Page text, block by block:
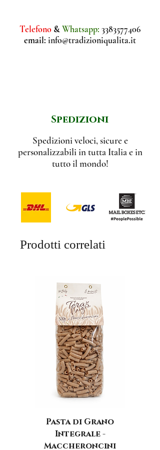
vengono aggiunte Scorze d'
Arancia sminuzzati.
Telefono &Whatsapp: 3383577406
email: info@tradizioniqualita.it
Spedizioni
Spedizioni veloci, sicure e
personalizzabili in tutta Italia e in
tutto il mondo!
Prodotti correlati
Pasta di Grano
Integrale -
Maccheroncini